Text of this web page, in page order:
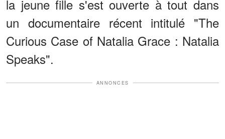
la jeune fille s'est ouverte à tout dans
un documentaire récent intitulé "The
Curious Case of Natalia Grace : Natalia
Speaks".
ANNONCES